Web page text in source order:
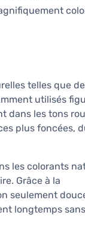
telles que
utilisés
dans les tons
plus foncées,
les colorants
Grâce à la
seulement
longtemps sans